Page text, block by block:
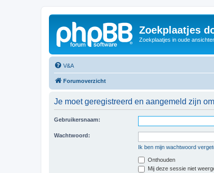
Zoekplaatjes
Zoekplaatjes in oude
V&A
Forumoverzicht
Je moet geregistreerd en aangemeld zijn
Gebruikersnaam:
Wachtwoord:
Ik ben mijn wachtwoord
Onthouden
Mij deze sessie niet